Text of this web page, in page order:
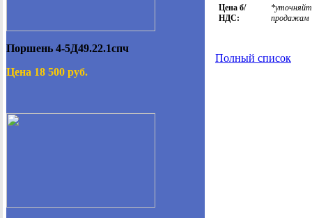
Поршень 4-5Д49.22.1спч
Цена 18 500 руб.
Цена б/
НДС:
продажам
Полный список